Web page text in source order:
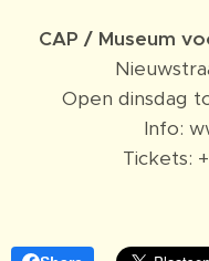
CAP / Museum
Open dinsdag
Info:
Tickets: